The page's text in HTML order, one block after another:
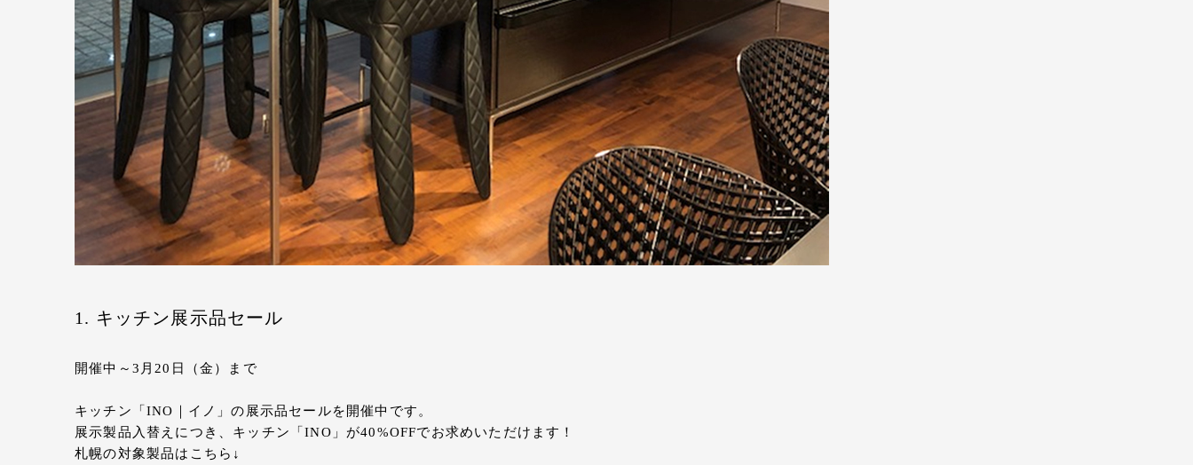
1. キッチン展示品セール
開催中～3月20日（金）まで
キッチン「INO｜イノ」の展示品セールを開催中です。
展示製品入替えにつき、キッチン「INO」が40%OFFでお求めいただけます！
札幌の対象製品はこちら↓